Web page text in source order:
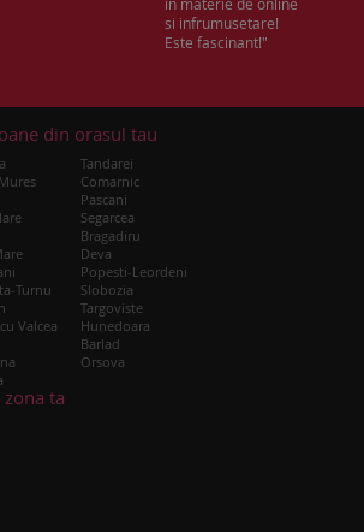
si infrumusetare!
Este fascinant!"
din orasul tau
Turnu
Valcea
Tandarei
Comarnic
Pascani
Segarcea
Bragadiru
Deva
Popesti-Leordeni
Slobozia
Targoviste
Hunedoara
Barlad
Orsova
ta